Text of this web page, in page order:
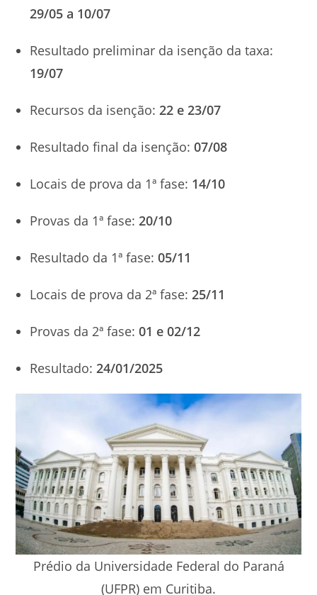
29/05 a 10/07
Resultado preliminar da isenção da taxa:
19/07
Recursos da isenção:22 e 23/07
Resultado final da isenção: 07/08
Locais de prova da 1ª fase: 14/10
Provas da 1ª fase:20/10
Resultado da 1ª fase:05/11
Locais de prova da 2ª fase:25/11
Provas da 2ª fase:01 e 02/12
Resultado:24/01/2025
Prédio da Universidade Federal do Paraná
(UFPR) em Curitiba.